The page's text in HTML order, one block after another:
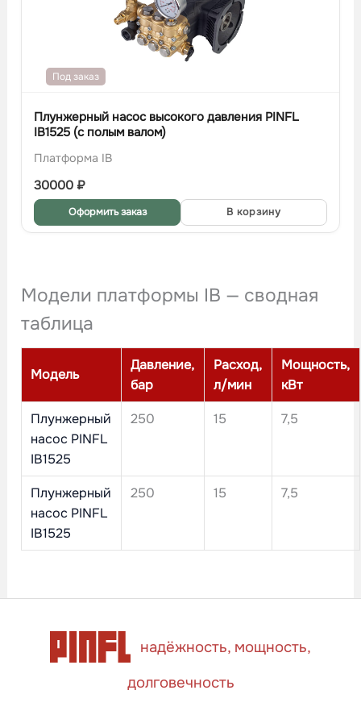
Под заказ
Плунжерный насос высокого давления PINFL
IB1525 (с полым валом)
Платформа IB
30000 ₽
Оформить заказ В корзину
Модели платформы IB — сводная
таблица
Модель
Давление,
бар
Расход,
л/мин
Мощность,
кВт
Плунжерный
насос PINFL
IB1525
250 15 7,5
Плунжерный
насос PINFL
IB1525
250 15 7,5
надёжность, мощность,
долговечность